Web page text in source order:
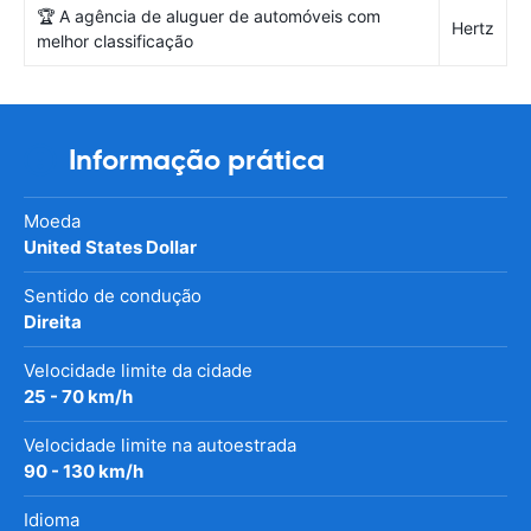
🏆 A agência de aluguer de automóveis com
melhor classificação
Hertz
Informação prática
Moeda
United States Dollar
Sentido de condução
Direita
Velocidade limite da cidade
25 - 70 km/h
Velocidade limite na autoestrada
90 - 130 km/h
Idioma